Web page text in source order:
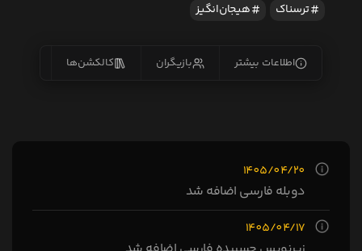
ترسناک هیجان‌انگیز
اطلاعات بیشتر بازیگران کالکشن‌ها
1405/04/20
دوبله فارسی اضافه شد
1405/04/17